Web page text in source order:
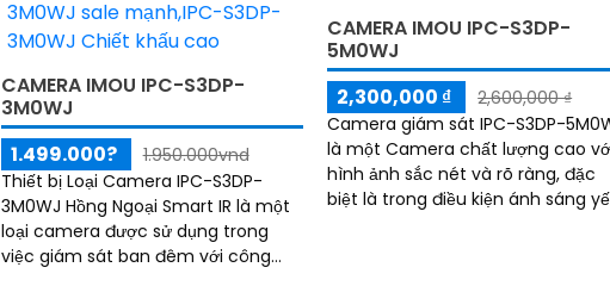
CAMERA IMOU IPC-S3DP-
3M0WJ
1.499.000?
1.950.000vnd
Thiết bị Loại Camera IPC-S3DP-
3M0WJ Hồng Ngoại Smart IR là một
loại camera được sử dụng trong
việc giám sát ban đêm với công
CAMERA IMOU IPC-S3DP-
5M0WJ
2,300,000 ₫
2,600,000 ₫
Camera giám sát IPC-S3DP-
là một Camera chất lượng cao
hình ảnh sắc nét và rõ ràng, đặc
biệt là trong điều kiện ánh sáng